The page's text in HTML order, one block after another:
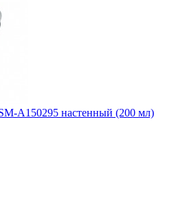
A150295 настенный (200 мл)